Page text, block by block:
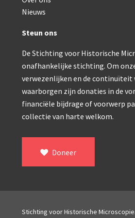
Watson & Sons, No. 1 ‘Van
Reichert (ca.
Winkel, statief BTC
ROW, schoolmicroscoop
Troughton & Simms,
Bleeker, statief R
Nieuws
Steun ons
De Stichting voor Historische
onafhankelijke stichting. Om
verwezenlijken en de continuïteit
waarborgen zijn donaties in de
financiële bijdrage of voorwerp
collectie van harte welkom.
Doneer
Stichting voor Historische